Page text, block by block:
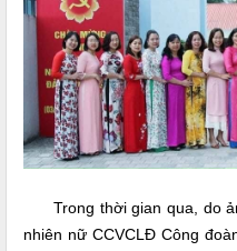
Trong thời gian qua, do
nhiên nữ CCVCLĐ Công